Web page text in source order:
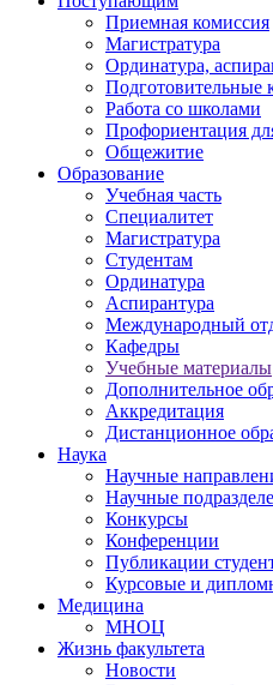
Приемная комиссия
Магистратура
Ординатура,
Подготовительные
Работа со школами
Профориентация
Общежитие
Образование
Учебная часть
Специалитет
Магистратура
Студентам
Ординатура
Аспирантура
Международный
Кафедры
Учебные материалы
Дополнительное
Аккредитация
Дистанционное
Наука
Научные
Научные
Конкурсы
Конференции
Публикации
Курсовые и
Медицина
МНОЦ
Жизнь факультета
Новости